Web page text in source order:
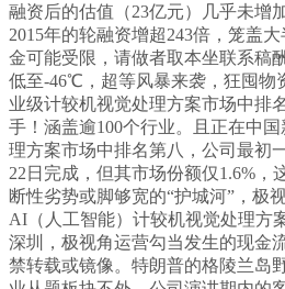
融资后的估值（23亿元）几乎未增
2015年的轮融资增超243倍，笼盖
金可能受限，请做者取本坐联系稿
低至-46℃，超等风暴来袭，狂囤物
业级计较机视觉处理方案市场中排
手！涵盖逾100个行业。且正在中
理方案市场中排名第八，公司最初
22日完成，但其市场份额仅1.6%，
断性劣势或脚够宽的“护城河”，极
AI（人工智能）计较机视觉处理方
深圳，极视角运营勾当发生的现金
禁转载或镜像。特朗普的格陵兰岛